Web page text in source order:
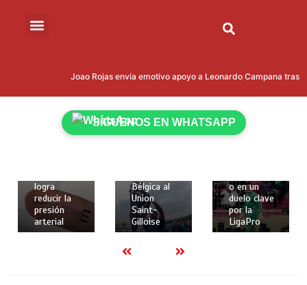
Joao Rojas envía emotivo apoyo a Leonardo Campana tras
SÍGUENOS EN WHATSAPP
2 mins
logra
reducir la
presión
arterial
de 2026
Rodríguez
brilló con
gol y
Bélgica al
Union
Saint-
Gilloise
de 2026
2 mins
Deportiva
Universitari
a de Quito
o en un
duelo clave
por la
LigaPro